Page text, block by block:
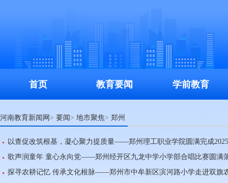
首页 教育要闻 学前教育
河南教育新闻网> 要闻> 地市聚焦> 郑州
以查促改筑根基，凝心聚力提质量——郑州理工职业学院圆满完成
歌声润童年 童心永向党——郑州经开区九龙中学小学部合唱比赛圆满
探寻农耕记忆 传承文化根脉——郑州市中牟新区滨河路小学走进双旗